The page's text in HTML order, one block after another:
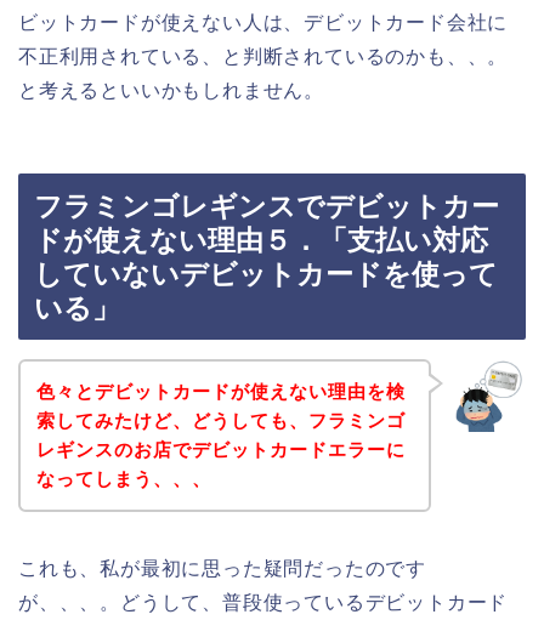
ビットカードが使えない人は、デビットカード会社に
不正利用されている、と判断されているのかも、、。
と考えるといいかもしれません。
フラミンゴレギンスでデビットカー
ドが使えない理由５．「支払い対応
していないデビットカードを使って
いる」
色々とデビットカードが使えない理由を検
索してみたけど、どうしても、フラミンゴ
レギンスのお店でデビットカードエラーに
なってしまう、、、
これも、私が最初に思った疑問だったのです
が、、、。どうして、普段使っているデビットカード